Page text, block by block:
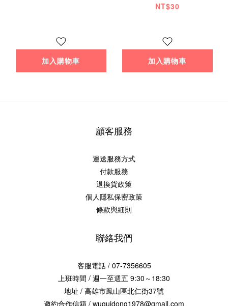
加入購物車
NT$30
加入購物車
顧客服務
運送服務方式
付款服務
退換貨政策
個人隱私保密政策
條款與細則
聯絡我們
客服電話 / 07-7356605
上班時間 / 週一至週五 9:30～18:30
地址 / 高雄市鳳山區北仁街37號
邀約合作信箱 / wuguidong1978@gmail.com